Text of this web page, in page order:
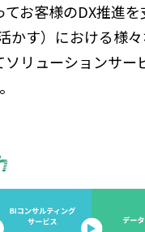
お客様のDX推進
）における様々
リューションサ